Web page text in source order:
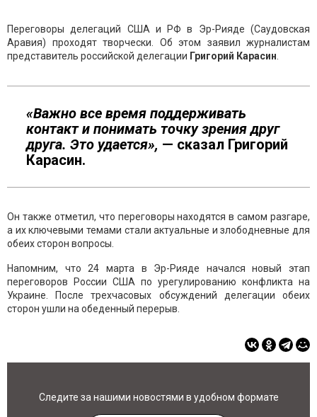
Переговоры делегаций США и РФ в Эр-Рияде (Саудовская
Аравия) проходят творчески. Об этом заявил журналистам
представитель российской делегации Григорий Карасин
«Важно все время поддерживать
контакт и понимать точку зрения друг
друга. Это удается», — сказал Григорий
Карасин.
Он также отметил, что переговоры находятся в самом разгаре,
а их ключевыми темами стали актуальные и злободневные для
обеих сторон вопросы.
Напомним, что 24 марта в Эр-Рияде начался новый этап
переговоров России США по урегулированию конфликта на
Украине. После трехчасовых обсуждений делегации обеих
сторон ушли на обеденный перерыв.
Следите за нашими новостями в удобном формате